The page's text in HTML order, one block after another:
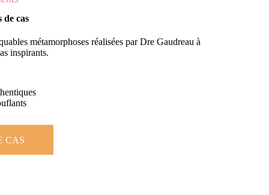
de cas
métamorphoses réalisées par Dre Gaudreau à
inspirants.
CAS